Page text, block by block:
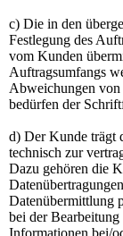
c) Die in den
Festlegung des
vom Kunden
Auftragsumfangs
Abweichungen von
bedürfen der
d) Der Kunde trägt
technisch zur
Dazu gehören die
Datenübermittlung
bei der
Informationen bei/